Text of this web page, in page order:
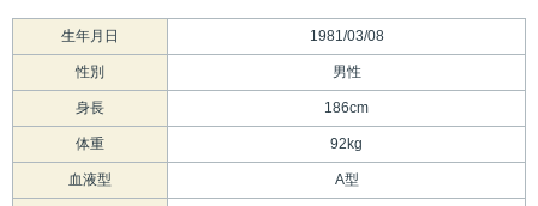
生年月日 1981/03/08
性別 男性
身長 186cm
体重 92kg
血液型 A型